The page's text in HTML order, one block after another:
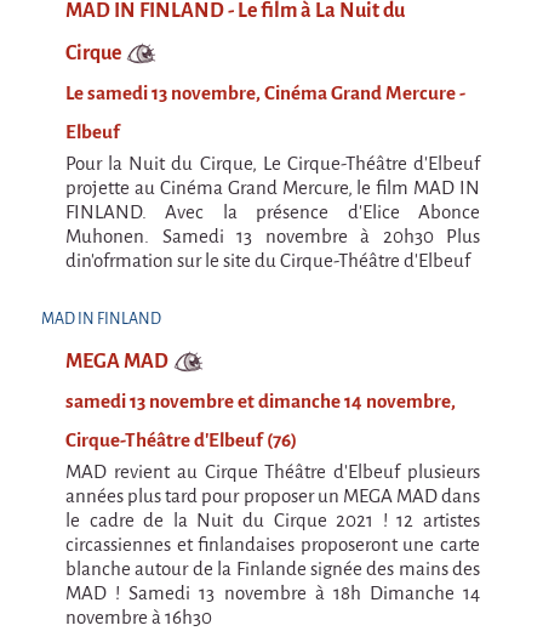
Cirque & Mer
C'est quoi ?!
Cirque & Mer 2017 - Le Petit
Editions précédentes
Tant qu'il y aura des mouettes
C'est quoi ?
International
La démarche
MOST - Un pont entre la Warmie-Mazurie et
la Bretagne
MAD OBJECTIF FINLANDE
JULY 2022 >> 10th Anniversary tour
Argentine & Chili
Carnets de voyages
MAD IN FINLAND - Le film à La Nuit du
Cirque
Le samedi 13 novembre, Cinéma Grand Mercure -
Elbeuf
Pour la Nuit du Cirque, Le Cirque-Théâtre d'Elbeuf
projette au Cinéma Grand Mercure, le film MAD IN
FINLAND. Avec la présence d'Elice Abonce
Muhonen. Samedi 13 novembre à 20h30 Plus
din'ofrmation sur le site du Cirque-Théâtre d'Elbeuf
MAD IN FINLAND
MEGA MAD
samedi 13 novembre et dimanche 14 novembre,
Cirque-Théâtre d'Elbeuf (76)
MAD revient au Cirque Théâtre d'Elbeuf plusieurs
années plus tard pour proposer un MEGA MAD dans
le cadre de la Nuit du Cirque 2021 ! 12 artistes
circassiennes et finlandaises proposeront une carte
blanche autour de la Finlande signée des mains des
MAD ! Samedi 13 novembre à 18h Dimanche 14
novembre à 16h30